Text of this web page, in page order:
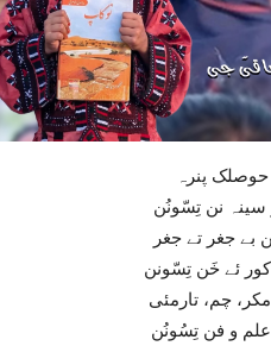
حوصلک پنرہ
سینہ نن تِسّونُن
بے جغر تے جغر
ئے خَن تِسّونن
چم، تارمئی
و فن تِسُونُن